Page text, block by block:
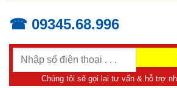
☎ 09345.68.996
Chúng tôi sẽ gọi lại tư vấn & hỗ trợ